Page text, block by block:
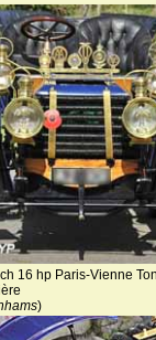
16 hp Paris-Vienne
)